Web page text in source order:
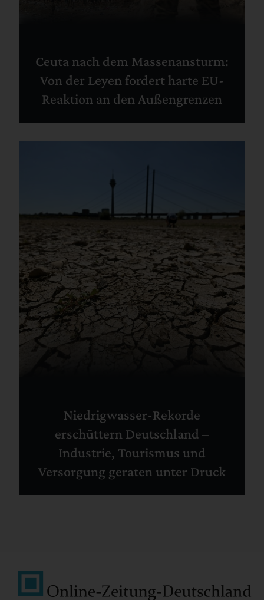
Ceuta nach dem Massenansturm:
Von der Leyen fordert harte EU-
Reaktion an den Außengrenzen
Niedrigwasser-Rekorde
erschüttern Deutschland –
Industrie, Tourismus und
Versorgung geraten unter Druck